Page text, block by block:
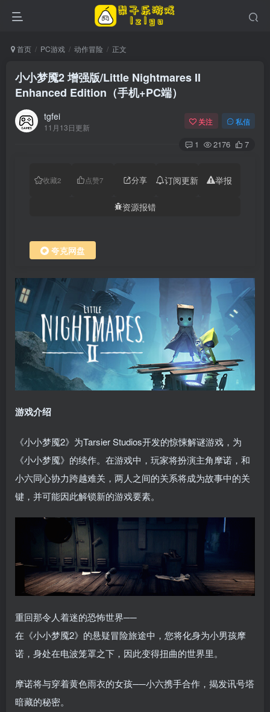
首页 PC游戏 动作冒险 正文
小小梦魇2 增强版/Little Nightmares II
Enhanced Edition（手机+PC端）
tgfei
11月13日更新
关注 私信
1 2176 7
收藏2 点赞7 分享 订阅更新 举报
资源报错
夸克网盘
游戏介绍
《小小梦魇2》为Tarsier Studios开发的惊悚解谜游戏，为
《小小梦魇》的续作。在游戏中，玩家将扮演主角摩诺，和
小六同心协力跨越难关，两人之间的关系将成为故事中的关
键，并可能因此解锁新的游戏要素。
重回那令人着迷的恐怖世界──
在《小小梦魇2》的悬疑冒险旅途中，您将化身为小男孩摩
诺，身处在电波笼罩之下，因此变得扭曲的世界里。
摩诺将与穿着黄色雨衣的女孩──小六携手合作，揭发讯号塔
暗藏的秘密。